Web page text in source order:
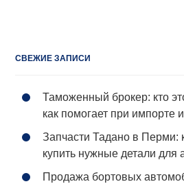
СВЕЖИЕ ЗАПИСИ
Таможенный брокер: кто
как помогает при импорте
Запчасти Тадано в Перми:
купить нужные детали для
Продажа бортовых